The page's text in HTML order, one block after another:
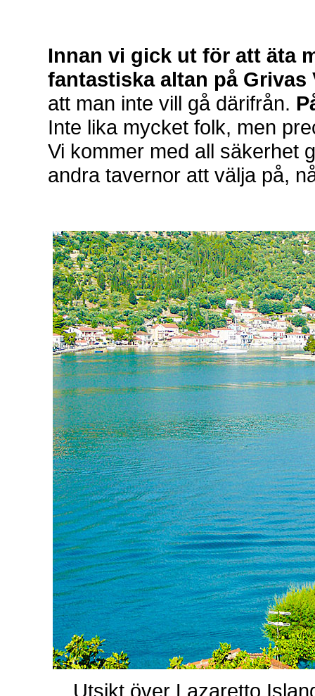
Innan vi gick ut för att äta
fantastiska altan på Grivas
att man inte vill gå därifrån.
Inte lika mycket folk, men
Vi kommer med all säkerhet
andra tavernor att välja på,
Utsikt över Lazaretto